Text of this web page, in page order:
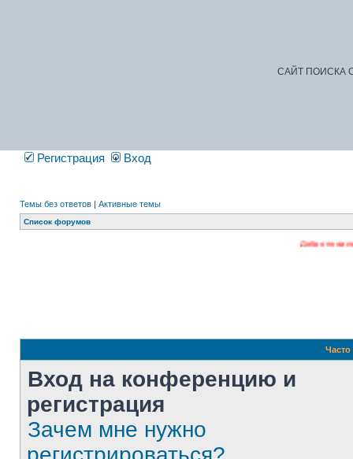
САЙТ ПОИСКА
Регистрация Вход
Темы без ответов | Активные темы
Список форумов
Добро пожаловать на наш
Вход на конференцию и
регистрация
Зачем мне нужно